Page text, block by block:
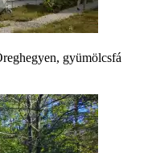
gyümölcsfá